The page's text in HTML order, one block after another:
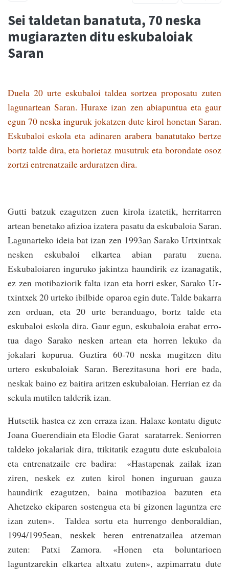
Sei taldetan banatuta, 70 neska
mugiarazten ditu eskubaloiak
Saran
Duela 20 urte eskubaloi taldea sortzea proposatu zuten
lagunar­tean Saran. Huraxe izan zen abiapuntua eta gaur
egun 70 neska inguruk joka­tzen dute kirol honetan Saran.
Eskubaloi eskola eta adinaren arabera banatutako bertze
bortz talde dira, eta horietaz musutruk eta borondate osoz
zortzi entrenatzaile arduratzen dira.
Gutti batzuk ezagu­tzen zuen kirola izatetik, herritarren
artean benetako afizioa izatera pasatu da eskubaloia Saran.
Lagunarteko ideia bat izan zen 1993­an Sarako Urtxintxak
nesken eskubaloi elkartea abian paratu zuena.
Eskubaloiaren ingu­ru­ko ja­kin­tza haundirik ez izanagatik,
ez zen motibaziorik falta izan eta horri­ esker, Sarako Ur­
txin­txek 20 urteko ibilbi­de oparoa egin dute. Tal­de bakarra
zen or­duan, eta 20 urte beranduago, bortz talde eta
eskubaloi eskola dira. Gaur egun, eskubaloia erabat erro­
tua dago Sarako nesken artean eta ho­rren lekuko da
jokalari kopurua. Guztira 60-70 neska mugi­tzen ditu
urtero eskuba­loiak Saran. Berezitasuna ­hori ere bada,
neskak baino ez baitira ari­tzen eskubaloian. He­rrian ez da
sekula mutilen talderik izan.
Hutsetik hastea ez zen erraza izan. Halaxe kontatu digute
Joana Guerendiain eta Elodie Garat saratarrek. Senio­rren
taldeko jokalariak dira, ttikitatik ezagutu dute eskubaloia
eta entrenatzaile ere badira: «Hasta­penak zailak izan
ziren, neskek ez zuten kirol honen inguruan gauza
haundirik ezagu­tzen, baina motibazioa bazuten eta
Ahetzeko ekiparen sostengua eta bi gizonen laguntza ere
izan zuten». Taldea sortu eta hurrengo denboraldian,
1994/1995ean, neskek beren entrenatzailea atzeman
zuten: Patxi Zamora. «Honen eta boluntarioen
laguntzarekin elkartea altxatu zuten», azpima­rratu dute